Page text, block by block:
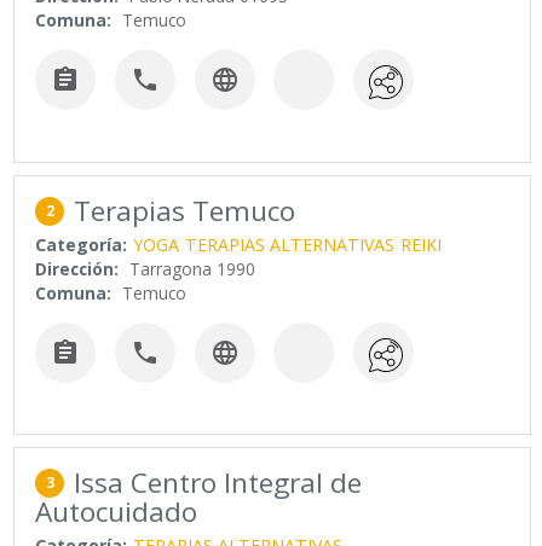
Comuna: Temuco
  
2 Terapias Temuco
Categoría: YOGA TERAPIAS ALTERNATIVAS REIKI
Dirección: Tarragona 1990
Comuna: Temuco
  
3 Issa Centro Integral de
Autocuidado